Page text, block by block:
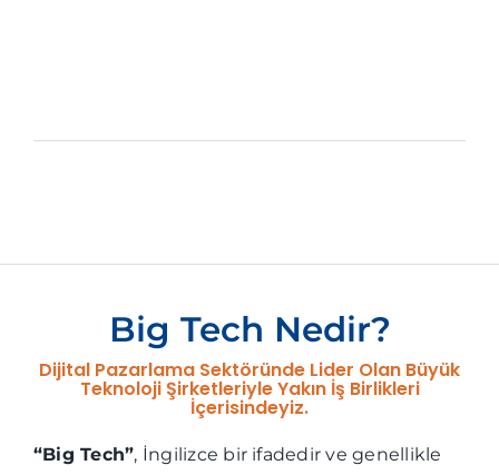
Big Tech Nedir?
Dijital Pazarlama Sektöründe Lider Olan Büyük
Teknoloji Şirketleriyle Yakın İş Birlikleri
İçerisindeyiz.
“Big Tech”, İngilizce bir ifadedir ve genellikle